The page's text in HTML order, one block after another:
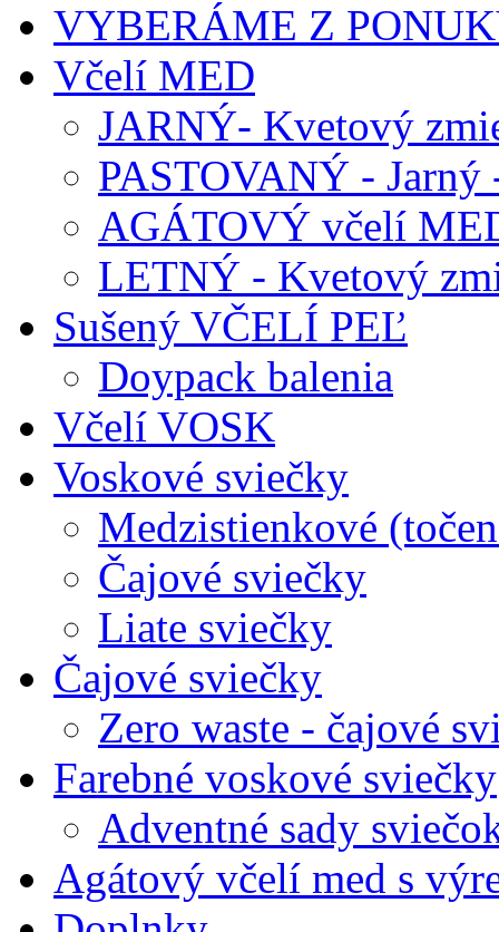
VYBERÁME Z
Včelí MED
JARNÝ- Kvetový
PASTOVANÝ -
AGÁTOVÝ včelí
LETNÝ - Kvetový
Sušený VČELÍ PEĽ
Doypack balenia
Včelí VOSK
Voskové sviečky
Medzistienkové
Čajové sviečky
Liate sviečky
Čajové sviečky
Zero waste - čajové
Farebné voskové sviečky
Adventné sady
Agátový včelí med s